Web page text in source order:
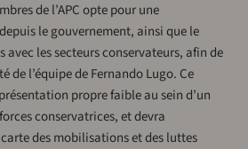
de l’APC opte pour une
le gouvernement, ainsi que le
avec les secteurs conservateurs, afin de
l’équipe de Fernando Lugo. Ce
propre faible au sein d’un
conservatrices, et devra
des mobilisations et des luttes